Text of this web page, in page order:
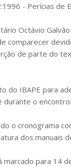
- Perícias de
Octávio
comparecer
de parte do
do IBAPE para
o
o cronograma
dos manuais
para 14